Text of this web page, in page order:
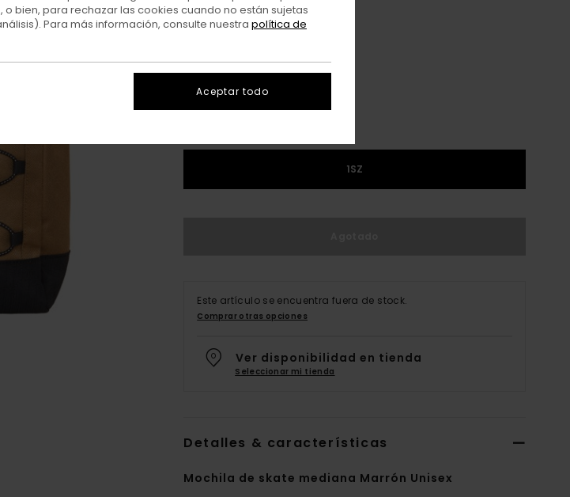
1SZ
Este artículo se encuentra fuera de stock.
Comprar otras opciones
Ver disponibilidad en tienda
Seleccionar mi tienda
Detalles & características
Mochila de skate mediana Marrón Unisex
bien, para rechazar las cookies cuando no están sujetas
Para más información, consulte nuestra política de
Aceptar todo